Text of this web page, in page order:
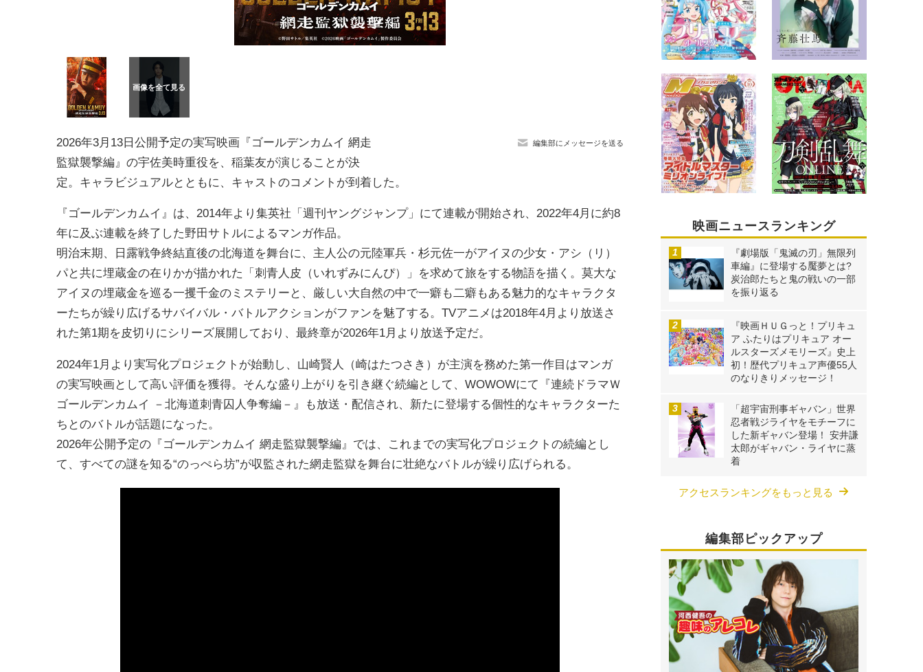
編集部にメッセージを送る
2026年3月13日公開予定の実写映画『ゴールデンカムイ 網走
監獄襲撃編』の宇佐美時重役を、稲葉友が演じることが決
定。キャラビジュアルとともに、キャストのコメントが到着した。
『ゴールデンカムイ』は、2014年より集英社「週刊ヤングジャンプ」にて連載が開始され、2022年4月に約8
年に及ぶ連載を終了した野田サトルによるマンガ作品。
明治末期、日露戦争終結直後の北海道を舞台に、主人公の元陸軍兵・杉元佐一がアイヌの少女・アシ（リ）
パと共に埋蔵金の在りかが描かれた「刺青人皮（いれずみにんぴ）」を求めて旅をする物語を描く。莫大な
アイヌの埋蔵金を巡る一攫千金のミステリーと、厳しい大自然の中で一癖も二癖もある魅力的なキャラクタ
ーたちが繰り広げるサバイバル・バトルアクションがファンを魅了する。TVアニメは2018年4月より放送さ
れた第1期を皮切りにシリーズ展開しており、最終章が2026年1月より放送予定だ。
2024年1月より実写化プロジェクトが始動し、山崎賢人（崎はたつさき）が主演を務めた第一作目はマンガ
の実写映画として高い評価を獲得。そんな盛り上がりを引き継ぐ続編として、WOWOWにて『連続ドラマＷ
ゴールデンカムイ －北海道刺青囚人争奪編－』も放送・配信され、新たに登場する個性的なキャラクターた
ちとのバトルが話題になった。
2026年公開予定の『ゴールデンカムイ 網走監獄襲撃編』では、これまでの実写化プロジェクトの続編とし
て、すべての謎を知る“のっぺら坊”が収監された網走監獄を舞台に壮絶なバトルが繰り広げられる。
映画ニュースランキング
『劇場版「鬼滅の刃」無限列
車編』に登場する魘夢とは?
炭治郎たちと鬼の戦いの一部
を振り返る
『映画ＨＵＧっと！プリキュ
ア ふたりはプリキュア オー
ルスターズメモリーズ』史上
初！歴代プリキュア声優55人
のなりきりメッセージ！
「超宇宙刑事ギャバン」世界
忍者戦ジライヤをモチーフに
した新ギャバン登場！ 安井謙
太郎がギャバン・ライヤに蒸
着
アクセスランキングをもっと見る
編集部ピックアップ